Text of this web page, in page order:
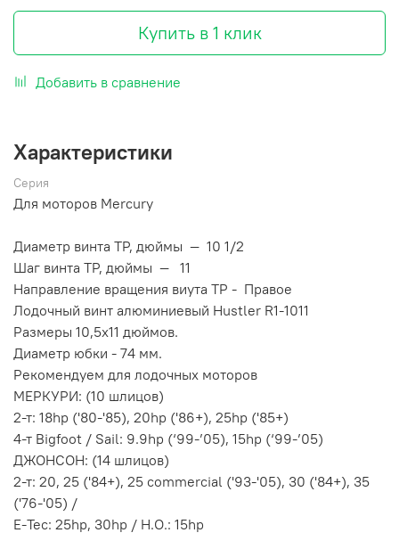
Купить в 1 клик
Добавить в сравнение
Характеристики
Серия
Для моторов Mercury
Диаметр винта TP, дюймы — 10 1/2
Шаг винта TP, дюймы — 11
Направление вращения виyта TP - Правое
Лодочный винт алюминиевый Hustler R1-1011
Размеры 10,5х11 дюймов.
Диаметр юбки - 74 мм.
Рекомендуем для лодочных моторов
МЕРКУРИ: (10 шлицов)
2-т: 18hp ('80-'85), 20hp ('86+), 25hp ('85+)
4-т Bigfoot / Sail: 9.9hp (‘99-’05), 15hp (‘99-’05)
ДЖОНСОН: (14 шлицов)
2-т: 20, 25 ('84+), 25 commercial ('93-'05), 30 ('84+), 35
('76-'05) /
E-Tec: 25hp, 30hp / H.O.: 15hp